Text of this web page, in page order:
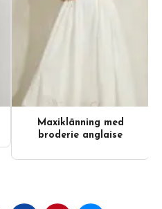
Maxiklänning med
broderie anglaise